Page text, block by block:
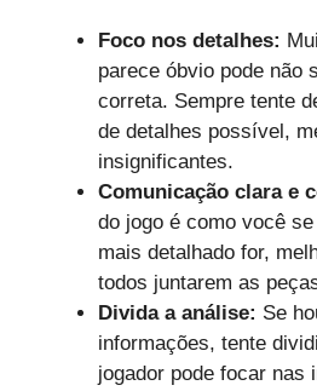
Foco nos detalhes:
parece óbvio pode não
correta. Sempre tente
de detalhes possível,
insignificantes.
Comunicação clara e
do jogo é como você
mais detalhado for,
todos juntarem as
Divida a análise: Se
informações, tente
jogador pode focar nas